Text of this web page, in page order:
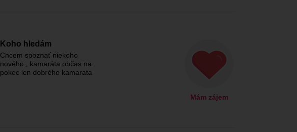
Koho hledám
Chcem spoznať niekoho
nového , kamaráta občas na
pokec len dobrého kamarata
Mám zájem